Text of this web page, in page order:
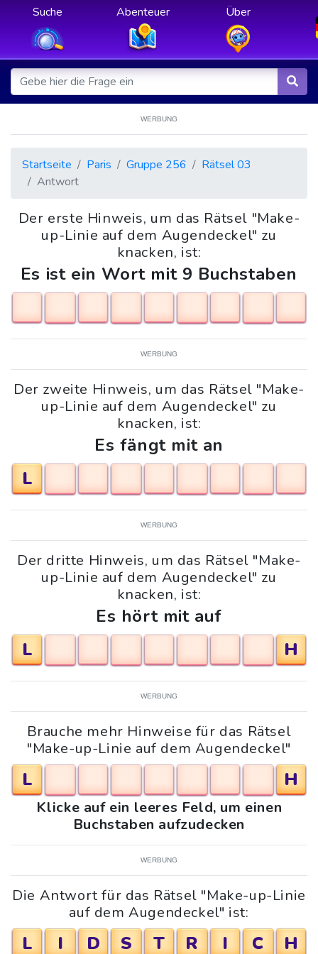
Suche Abenteuer Über
WERBUNG
Startseite Paris Gruppe 256
Rätsel 03
Antwort
Der erste Hinweis, um das Rätsel "Make-
up-Linie auf dem Augendeckel" zu
knacken, ist:
Es ist ein Wort mit 9 Buchstaben
WERBUNG
Der zweite Hinweis, um das Rätsel "Make-
up-Linie auf dem Augendeckel" zu
knacken, ist:
Es fängt mit an
L
WERBUNG
Der dritte Hinweis, um das Rätsel "Make-
up-Linie auf dem Augendeckel" zu
knacken, ist:
Es hört mit auf
L
H
WERBUNG
Brauche mehr Hinweise für das Rätsel
"Make-up-Linie auf dem Augendeckel"
L H
Klicke auf ein leeres Feld, um einen
Buchstaben aufzudecken
WERBUNG
Die Antwort für das Rätsel "Make-up-Linie
auf dem Augendeckel" ist:
L I D S T R I C H